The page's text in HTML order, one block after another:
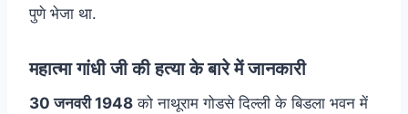
पुणे भेजा था.
महात्मा गांधी जी की हत्या के बारे में जानकारी
30 जनवरी 1948 को नाथूराम गोडसे दिल्ली के बिडला भवन में